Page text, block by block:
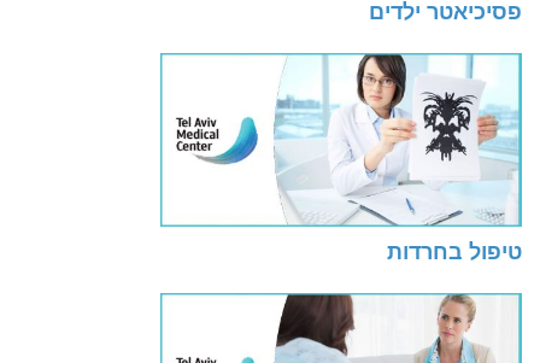
פסיכיאטר ילדים
טיפול בחרדות